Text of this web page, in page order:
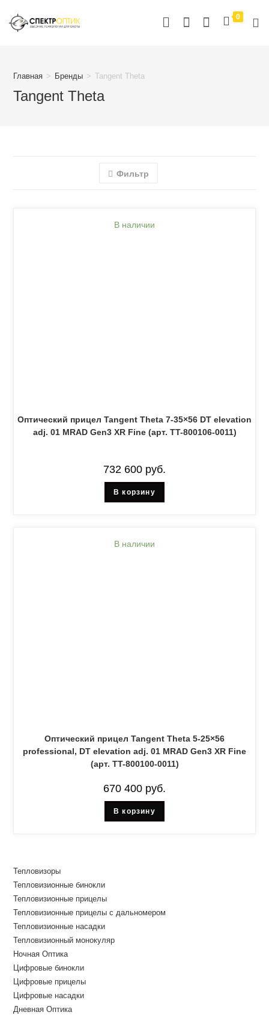
0
Главная > Бренды > Tangent Theta
Tangent Theta
Фильтр
В наличии
Оптический прицел Tangent Theta 7-35×56 DT elevation
adj. 01 MRAD Gen3 XR Fine (арт. TT-800106-0011)
732 600 руб.
В корзину
В наличии
Оптический прицел Tangent Theta 5-25×56
professional, DT elevation adj. 01 MRAD Gen3 XR Fine
(арт. TT-800100-0011)
670 400 руб.
В корзину
Тепловизоры
Тепловизионные бинокли
Тепловизионные прицелы
Тепловизионные прицелы с дальномером
Тепловизионные насадки
Тепловизионный монокуляр
Ночная Оптика
Цифровые бинокли
Цифровые прицелы
Цифровые насадки
Дневная Оптика